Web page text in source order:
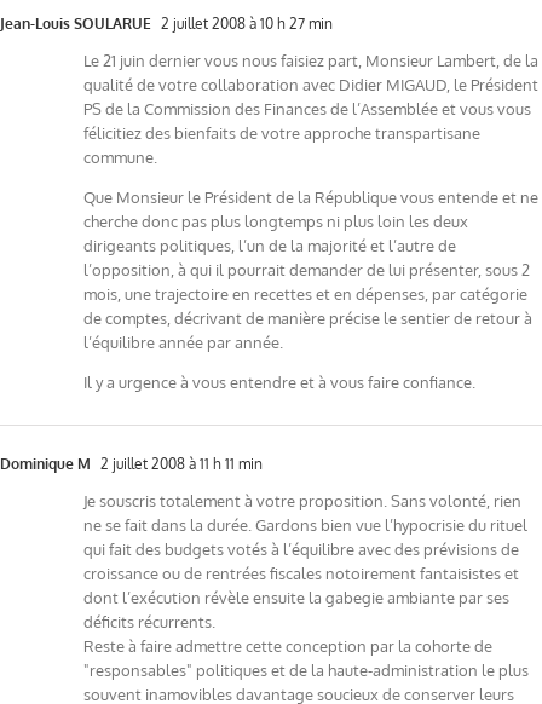
Jean-Louis SOULARUE 2 juillet 2008 à 10 h 27 min
Le 21 juin dernier vous nous faisiez part, Monsieur Lambert, de la
qualité de votre collaboration avec Didier MIGAUD, le Président
PS de la Commission des Finances de l’Assemblée et vous vous
félicitiez des bienfaits de votre approche transpartisane
commune.
Que Monsieur le Président de la République vous entende et ne
cherche donc pas plus longtemps ni plus loin les deux
dirigeants politiques, l’un de la majorité et l’autre de
l’opposition, à qui il pourrait demander de lui présenter, sous 2
mois, une trajectoire en recettes et en dépenses, par catégorie
de comptes, décrivant de manière précise le sentier de retour à
l’équilibre année par année.
Il y a urgence à vous entendre et à vous faire confiance.
Dominique M 2 juillet 2008 à 11 h 11 min
Je souscris totalement à votre proposition. Sans volonté, rien
ne se fait dans la durée. Gardons bien vue l’hypocrisie du rituel
qui fait des budgets votés à l’équilibre avec des prévisions de
croissance ou de rentrées fiscales notoirement fantaisistes et
dont l’exécution révèle ensuite la gabegie ambiante par ses
déficits récurrents.
Reste à faire admettre cette conception par la cohorte de
"responsables" politiques et de la haute-administration le plus
souvent inamovibles davantage soucieux de conserver leurs